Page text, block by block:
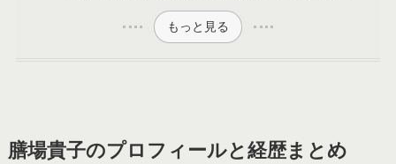
もっと見る
膳場貴子のプロフィールと経歴まとめ